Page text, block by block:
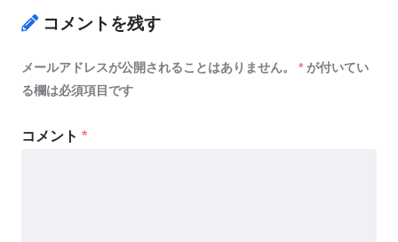
コメントを残す
メールアドレスが公開されることはありません。 * が付いてい
る欄は必須項目です
コメント *